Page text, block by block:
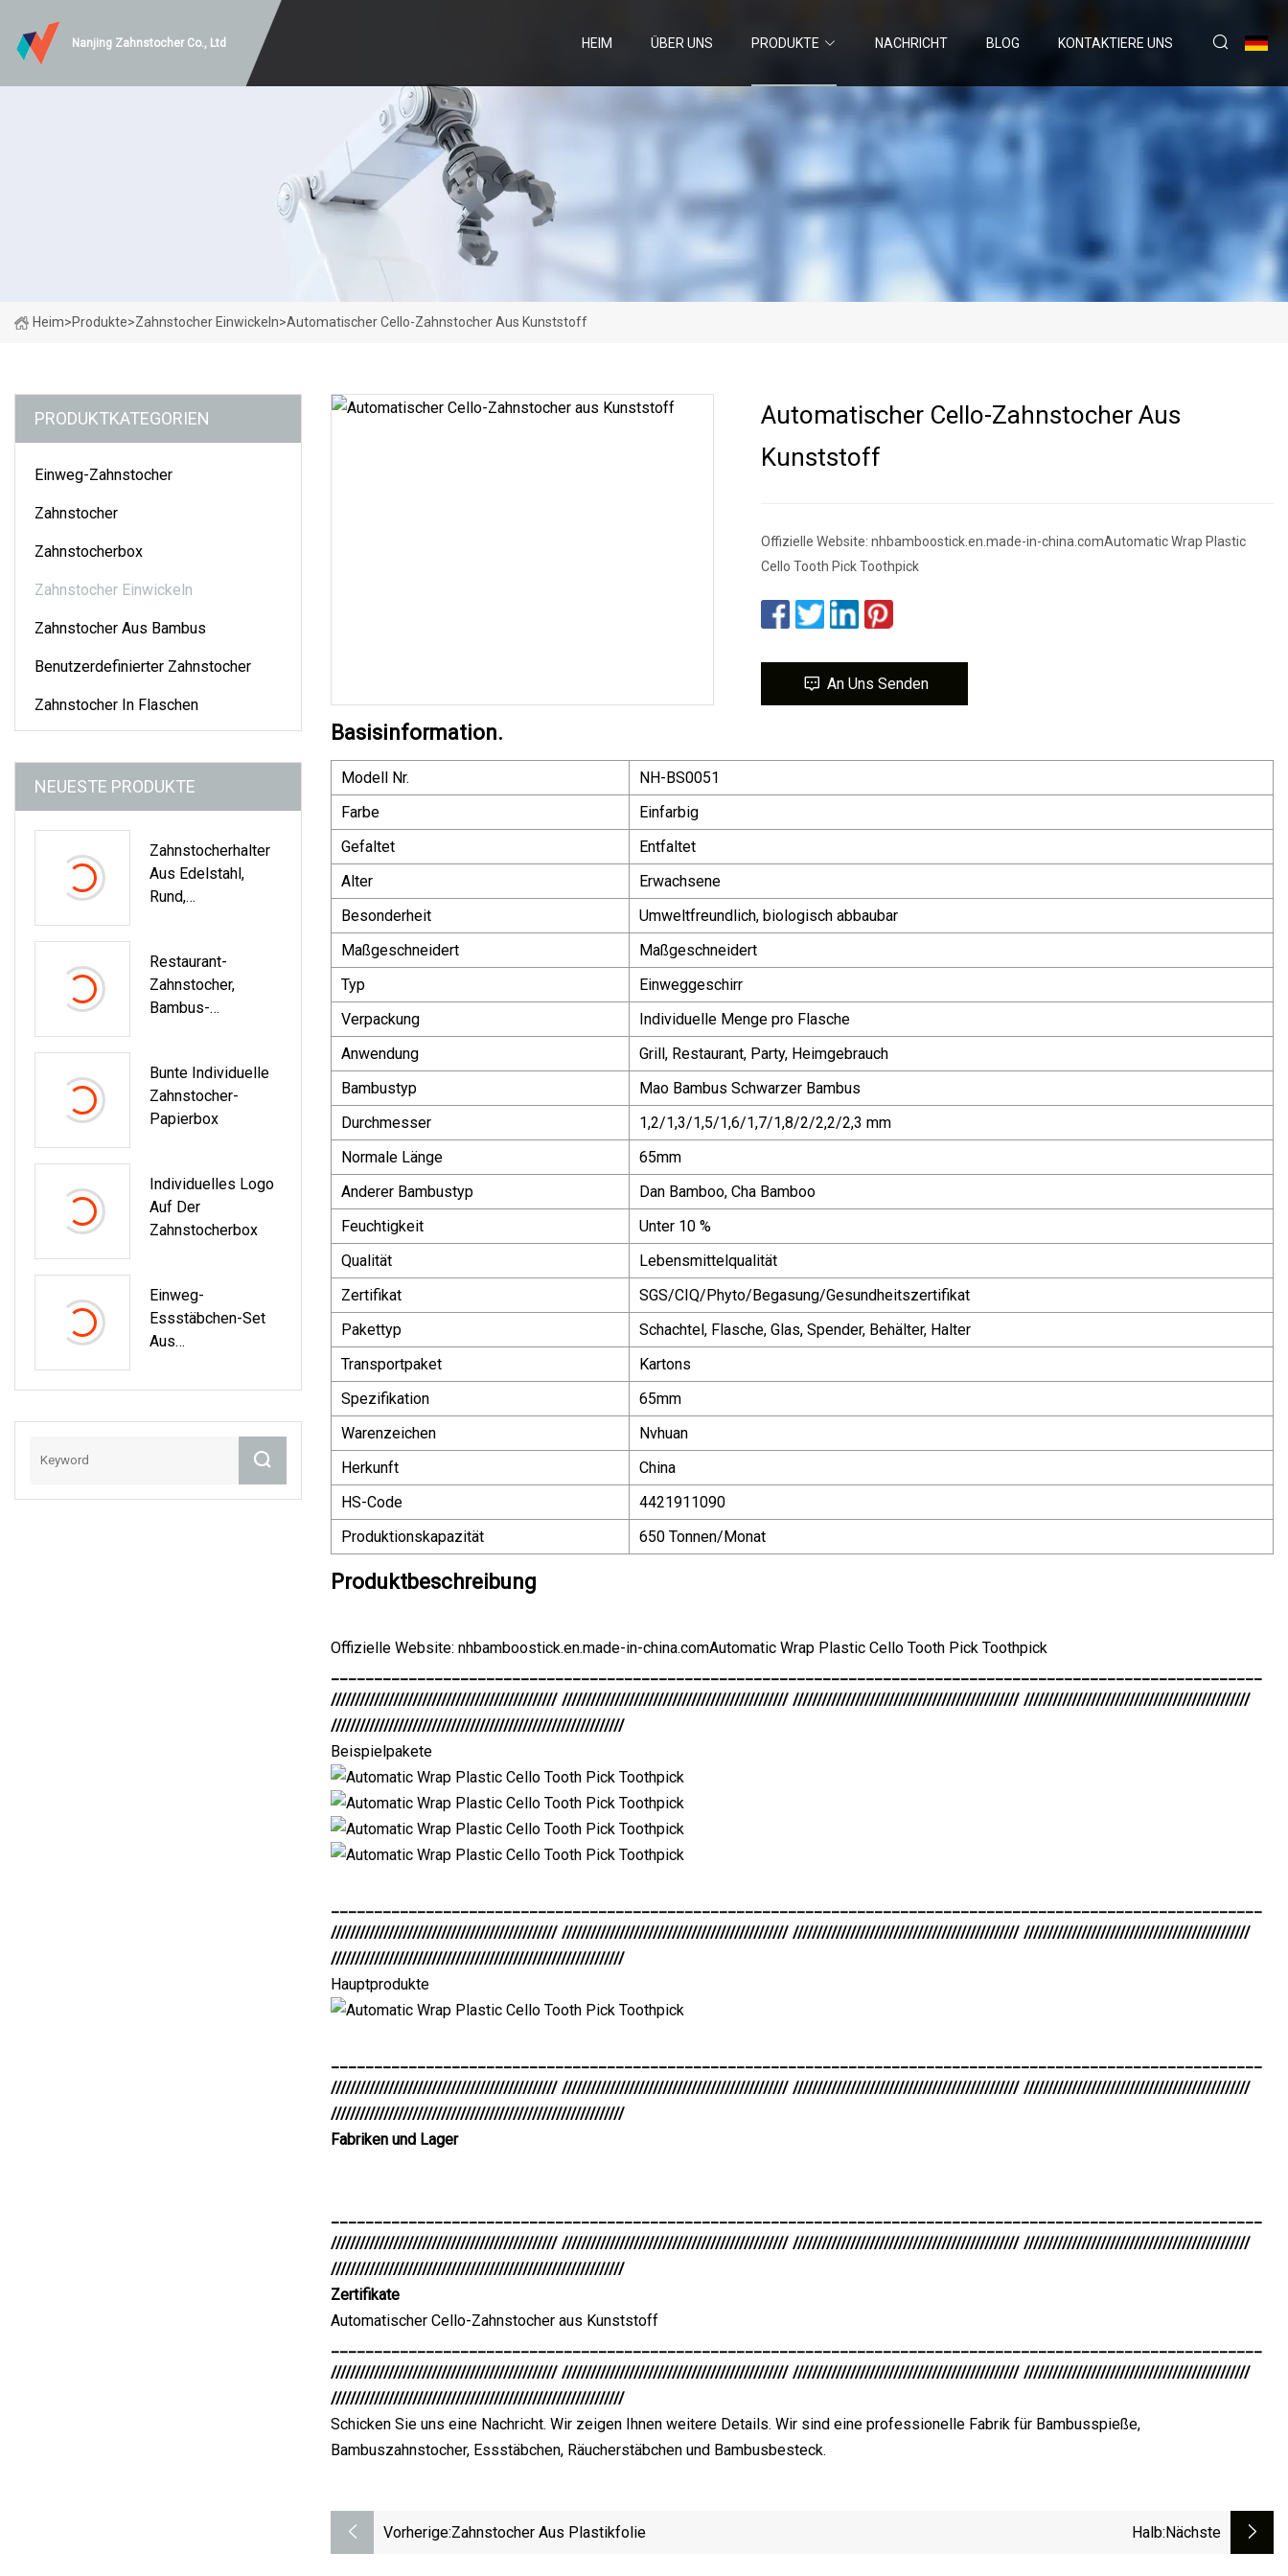
Nanjing Zahnstocher Co., Ltd HEIM ÜBER UNS PRODUKTE NACHRICHT BLOG KONTAKTIERE UNS
Heim>Produkte>Zahnstocher Einwickeln>Automatischer Cello-Zahnstocher Aus Kunststoff
PRODUKTKATEGORIEN
Einweg-Zahnstocher
Zahnstocher
Zahnstocherbox
Zahnstocher Einwickeln
Zahnstocher Aus Bambus
Benutzerdefinierter Zahnstocher
Zahnstocher In Flaschen
NEUESTE PRODUKTE
Zahnstocherhalter
Aus Edelstahl,
Rund,
Einziehbar,
Zahnstocherbox
Restaurant-
Zahnstocher,
Bambus-
Zahnstocher
Bunte Individuelle
Zahnstocher-
Papierbox
Individuelles Logo
Auf Der
Zahnstocherbox
Einweg-
Essstäbchen-Set
Aus
Löffel,
Automatischer Cello-Zahnstocher Aus
Kunststoff
Offizielle Website: nhbamboostick.en.made-in-china.comAutomatic Wrap Plastic
Cello Tooth Pick Toothpick
An Uns Senden
Basisinformation.
Modell Nr.
NH-BS0051
Farbe
Einfarbig
Gefaltet
Entfaltet
Alter
Erwachsene
Besonderheit
Umweltfreundlich, biologisch abbaubar
Maßgeschneidert
Maßgeschneidert
Typ
Einweggeschirr
Verpackung
Individuelle Menge pro Flasche
Anwendung
Grill, Restaurant, Party, Heimgebrauch
Bambustyp
Mao Bambus Schwarzer Bambus
Durchmesser
1,2/1,3/1,5/1,6/1,7/1,8/2/2,2/2,3 mm
Normale Länge
65mm
Anderer Bambustyp
Dan Bamboo, Cha Bamboo
Feuchtigkeit
Unter 10 %
Qualität
Lebensmittelqualität
Zertifikat
SGS/CIQ/Phyto/Begasung/Gesundheitszertifikat
Pakettyp
Schachtel, Flasche, Glas, Spender, Behälter, Halter
Transportpaket
Kartons
Spezifikation
65mm
Warenzeichen
Nvhuan
Herkunft
China
HS-Code
4421911090
Produktionskapazität
650 Tonnen/Monat
Produktbeschreibung
Offizielle Website: nhbamboostick.en.made-in-china.comAutomatic Wrap Plastic Cello Tooth Pick Toothpick
/////////////////////////////////////////////// /////////////////////////////////////////////// /////////////////////////////////////////////// ///////////////////////////////////////////////
/////////////////////////////////////////////////////////////
Beispielpakete
/////////////////////////////////////////////// /////////////////////////////////////////////// /////////////////////////////////////////////// ///////////////////////////////////////////////
/////////////////////////////////////////////////////////////
Hauptprodukte
/////////////////////////////////////////////// /////////////////////////////////////////////// /////////////////////////////////////////////// ///////////////////////////////////////////////
/////////////////////////////////////////////////////////////
Fabriken und Lager
/////////////////////////////////////////////// /////////////////////////////////////////////// /////////////////////////////////////////////// ///////////////////////////////////////////////
/////////////////////////////////////////////////////////////
Zertifikate
Automatischer Cello-Zahnstocher aus Kunststoff
/////////////////////////////////////////////// /////////////////////////////////////////////// /////////////////////////////////////////////// ///////////////////////////////////////////////
/////////////////////////////////////////////////////////////
Schicken Sie uns eine Nachricht. Wir zeigen Ihnen weitere Details. Wir sind eine professionelle Fabrik für Bambusspieße,
Bambuszahnstocher, Essstäbchen, Räucherstäbchen und Bambusbesteck.
Vorherige:Zahnstocher Aus Plastikfolie Halb:nächste